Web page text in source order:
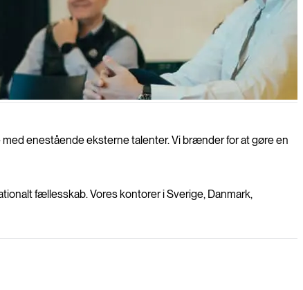
enestående eksterne talenter. Vi brænder for at gøre en
fællesskab. Vores kontorer i Sverige, Danmark,